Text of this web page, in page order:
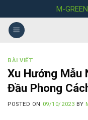
to
content
M-
BÀI VIẾT
Xu Hướng Mẫu
Đầu Phong
POSTED ON 09/10/2023 BY